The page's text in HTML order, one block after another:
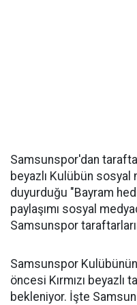
Samsunspor'dan
beyazlı Kulübün
duyurduğu "Bayram
paylaşımı sosyal
Samsunspor
Samsunspor
öncesi Kırmızı beyazlı
bekleniyor. İşte